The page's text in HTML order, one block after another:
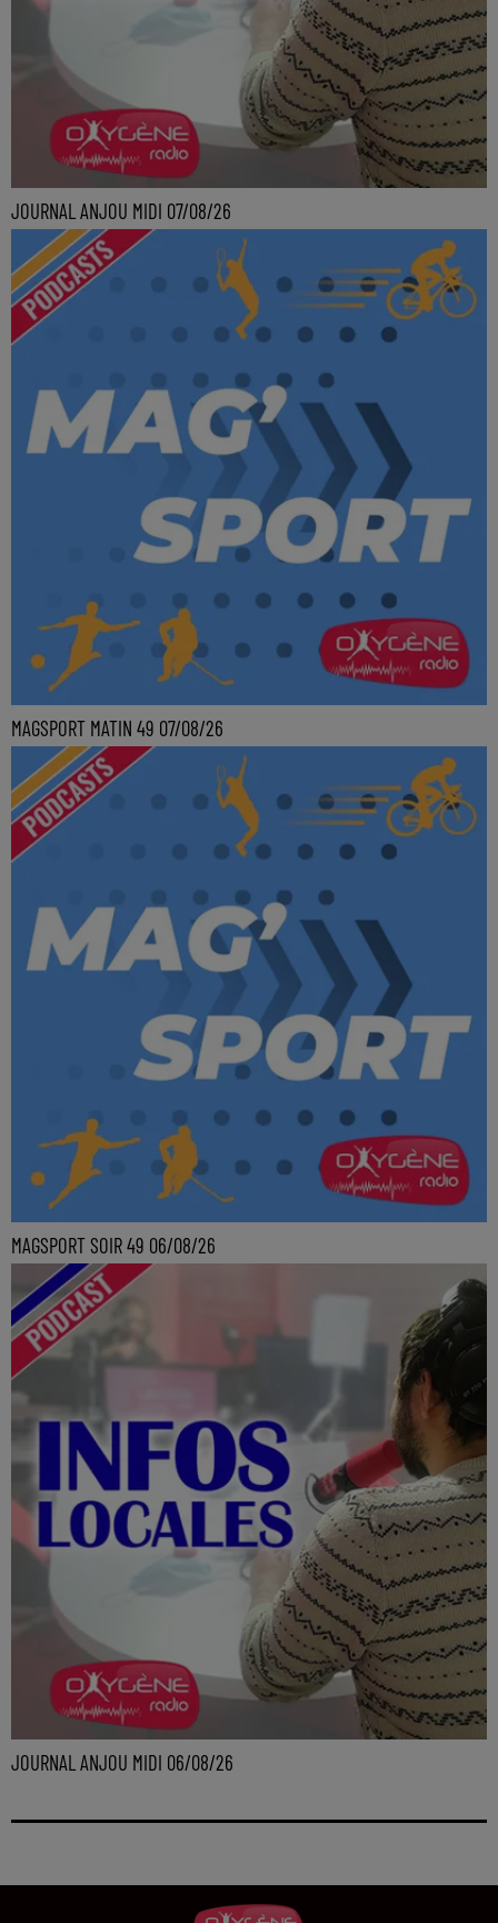
JOURNAL ANJOU MIDI 07/08/26
MAGSPORT MATIN 49 07/08/26
MAGSPORT SOIR 49 06/08/26
JOURNAL ANJOU MIDI 06/08/26